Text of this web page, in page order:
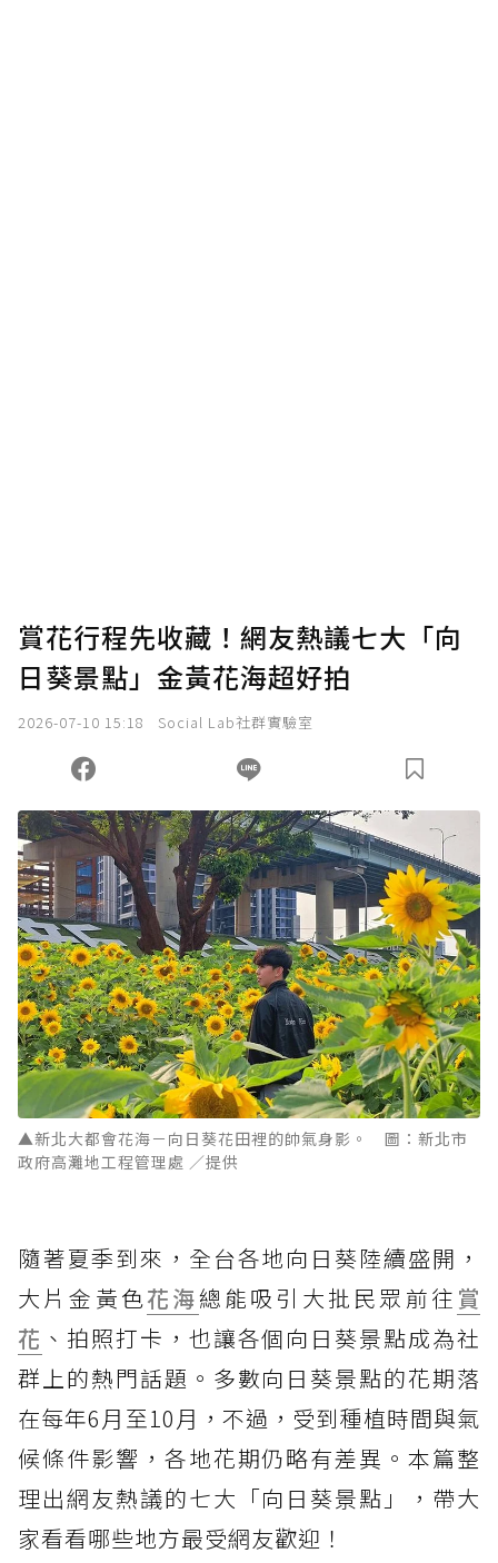
賞花行程先收藏！網友熱議七大「向
日葵景點」金黃花海超好拍
2026-07-10 15:18 Social Lab社群實驗室
▲新北大都會花海－向日葵花田裡的帥氣身影。 圖：新北市
政府高灘地工程管理處 ／提供
隨著夏季到來，全台各地向日葵陸續盛開，
大片金黃色花海總能吸引大批民眾前往 賞
花 、拍照打卡，也讓各個向日葵景點成為社
群上的熱門話題。多數向日葵景點的花期落
在每年6月至10月，不過，受到種植時間與氣
候條件影響，各地花期仍略有差異。本篇整
理出網友熱議的七大「向日葵景點」，帶大
家看看哪些地方最受網友歡迎！